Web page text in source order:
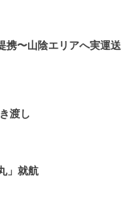
〜山陰エリアへ実運送
渡し
」就航